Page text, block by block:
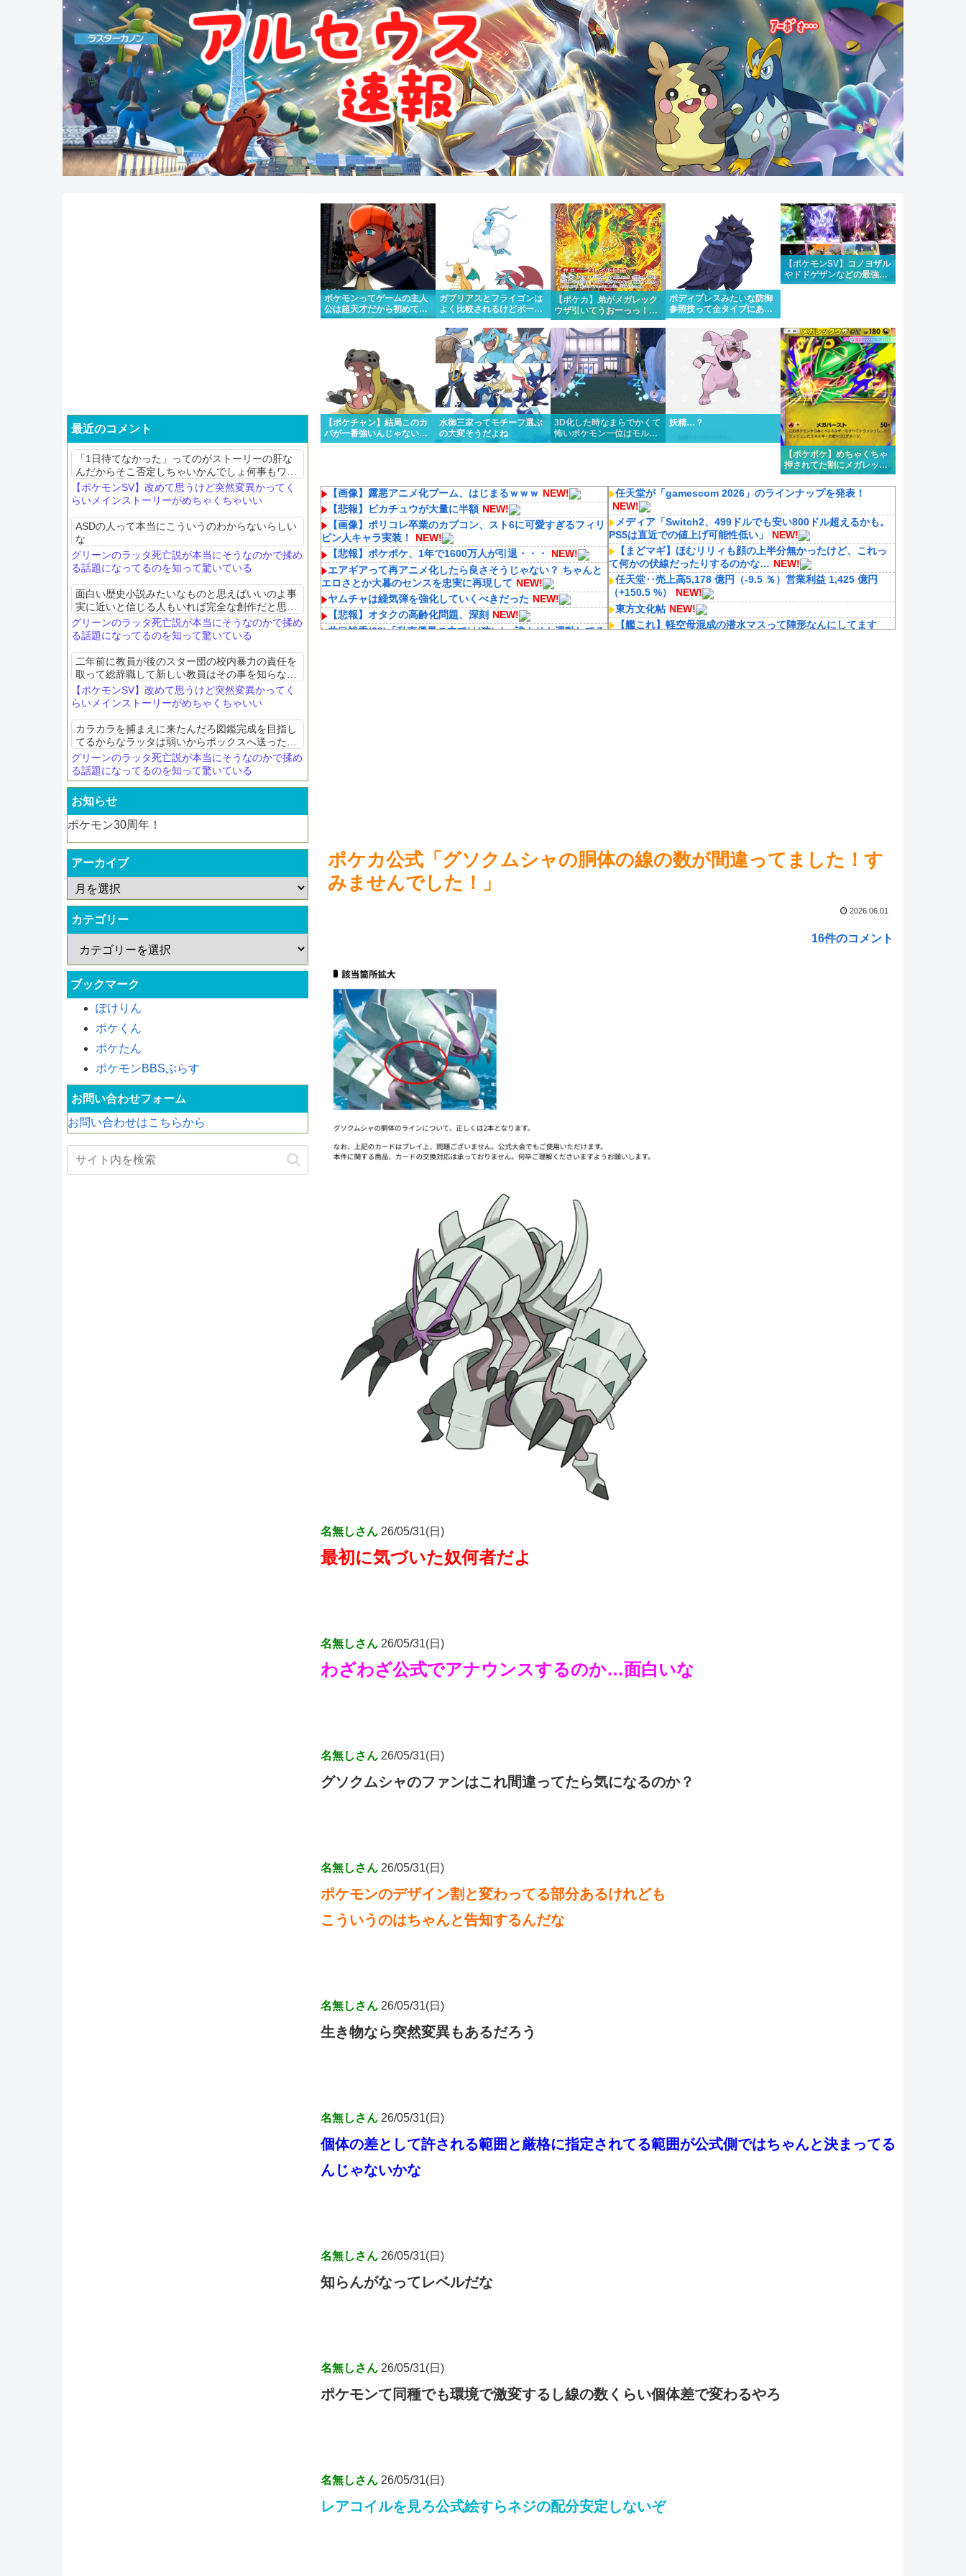
ポケモンってゲームの主人
公は超天才だから初めて出
場したポケモンリーグもさ
ガブリアスとフライゴンは
よく比較されるけどボーマ
ンダやカイリューとチルタ
リスってあんまり比較され
ないよね
【ポケカ】弟がメガレック
ウザ引いてうおーっっ！！
かっけー！！って一緒にな
ってるんだけど…
ボディプレスみたいな防御
参照技って全タイプにある
のはちょっと違うけどもう
1タイプくらい欲しいよな
【ポケモンSV】コノヨザル
やドドゲザンなどの最強レ
イドが4週連続で開催！合
【ポケチャン】結局このカ
バが一番強いんじゃない
か？
水御三家ってモチーフ選ぶ
の大変そうだよね
3D化した時なまらでかくて
怖いポケモン一位はモルフ
ォンに決定いたしました
妖精…？
【ポケポケ】めちゃくちゃ
押されてた割にメガレック
ウザ微妙じゃないか？
【画像】露悪アニメ化ブーム、はじまるｗｗｗ NEW!
【悲報】ピカチュウが大量に半額 NEW!
【画像】ポリコレ卒業のカプコン、スト6に可愛すぎるフィリ
ピン人キャラ実装！
NEW!
【悲報】ポケポケ、1年で1600万人が引退・・・
NEW!
エアギアって再アニメ化したら良さそうじゃない？ ちゃんと
エロさとか大暮のセンスを忠実に再現して NEW!
ヤムチャは繰気弾を強化していくべきだった NEW!
【悲報】オタクの高齢化問題、深刻 NEW!
井口裕香(38)「私声優界の中では(狭い)」誰よりも運動してる
任天堂が「gamescom 2026」のラインナップを発表！
NEW!
メディア「Switch2、499ドルでも安い800ドル超えるかも。
PS5は直近での値上げ可能性低い」
NEW!
【まどマギ】ほむリリィも顔の上半分無かったけど、これっ
て何かの伏線だったりするのかな… NEW!
任天堂‥売上高5,178 億円（-9.5 ％）営業利益 1,425 億円
（+150.5 %）
NEW!
東方文化帖 NEW!
【艦これ】軽空母混成の潜水マスって陣形なんにしてます
ポケカ公式「グソクムシャの胴体の線の数が間違ってました！す
みませんでした！」
2026.06.01
16件のコメント
名無しさん 26/05/31(日)
最初に気づいた奴何者だよ
名無しさん 26/05/31(日)
わざわざ公式でアナウンスするのか…面白いな
名無しさん 26/05/31(日)
グソクムシャのファンはこれ間違ってたら気になるのか？
名無しさん 26/05/31(日)
ポケモンのデザイン割と変わってる部分あるけれども
こういうのはちゃんと告知するんだな
名無しさん 26/05/31(日)
生き物なら突然変異もあるだろう
名無しさん 26/05/31(日)
個体の差として許される範囲と厳格に指定されてる範囲が公式側ではちゃんと決まってる
んじゃないかな
名無しさん 26/05/31(日)
知らんがなってレベルだな
名無しさん 26/05/31(日)
ポケモンて同種でも環境で激変するし線の数くらい個体差で変わるやろ
名無しさん 26/05/31(日)
レアコイルを見ろ公式絵すらネジの配分安定しないぞ
最近のコメント
「1日待てなかった」ってのがストーリーの肝な
んだからそこ否定しちゃいかんでしょ何事もワン
マンで誰よりもガラルの未来を憂ていた人が狂っ
てしまう話なんだから
【ポケモンSV】改めて思うけど突然変異かってく
らいメインストーリーがめちゃくちゃいい
ASDの人って本当にこういうのわからないらしい
な
グリーンのラッタ死亡説が本当にそうなのかで揉め
る話題になってるのを知って驚いている
面白い歴史小説みたいなものと思えばいいのよ事
実に近いと信じる人もいれば完全な創作だと思う
人もいる受け取り方はその人次第
グリーンのラッタ死亡説が本当にそうなのかで揉め
る話題になってるのを知って驚いている
二年前に教員が後のスター団の校内暴力の責任を
取って総辞職して新しい教員はその事を知らない
って無理ありすぎだろって思った。在校生とその
保護者の口がどんだけ固いんや
【ポケモンSV】改めて思うけど突然変異かってく
らいメインストーリーがめちゃくちゃいい
カラカラを捕まえに来たんだろ図鑑完成を目指し
てるからなラッタは弱いからボックスへ送っただ
けじゃないか
グリーンのラッタ死亡説が本当にそうなのかで揉め
る話題になってるのを知って驚いている
お知らせ
ポケモン30周年！
アーカイブ
カテゴリー
ブックマーク
ぽけりん
ポケくん
ポケたん
ポケモンBBSぷらす
お問い合わせフォーム
お問い合わせはこちらから